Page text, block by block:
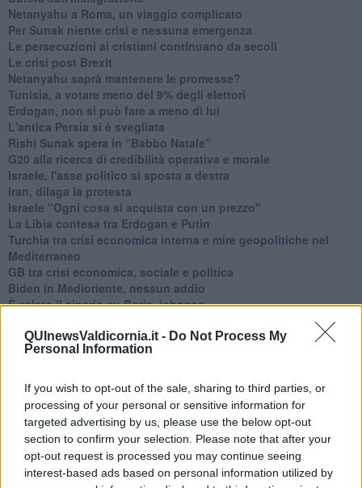
QUInewsValdicornia.it - Do Not Process My
Personal Information
If you wish to opt-out of the sale, sharing to third parties, or
processing of your personal or sensitive information for
targeted advertising by us, please use the below opt-out
section to confirm your selection. Please note that after your
opt-out request is processed you may continue seeing
interest-based ads based on personal information utilized by
Netanyahu a Roma, un viaggio complicato
Per Sunak niente crisi e nessuna emergenza
Le persecuzioni ai cristiani continuano da secoli
Le crisi post Brexit
Netanyahu saprà mantenere le promesse?
Tunisia, a votare meno del 9% degli elettori
Erdogan, non si può fare a meno di lui
L'antica Persia si è svegliata
Rishi Sunak spera in “Babbo Natale”
G20 alla ricerca di credibilità operativa e morale
Israele, l'asse politico si sposta a destra
Iran, dilaga la protesta
Israele "Ogni cosa si acquista con un prezzo"
La Libia contesa tra Erdogan e Putin
Turchia tra crisi economica interna e mire geopolitiche nel
Mediterraneo
GB tra crisi economica, sociale e politica
Biden in Medioriente, nessun addio
È calato il sipario su Boris Johnson
Riflessioni con Abraham Yehoshua
La missione di Draghi in medio oriente
L'uccisione di Shireen Abu Akleh è anche questione
diplomatica
Le giornate dell'olocausto
Fanatismo e voglia di duello, esplodono in violenza
Una vigilia pasquale di violenze
Ungheria, la quarta di Viktor Orbán
Ramadan con nuovi attacchi terroristici